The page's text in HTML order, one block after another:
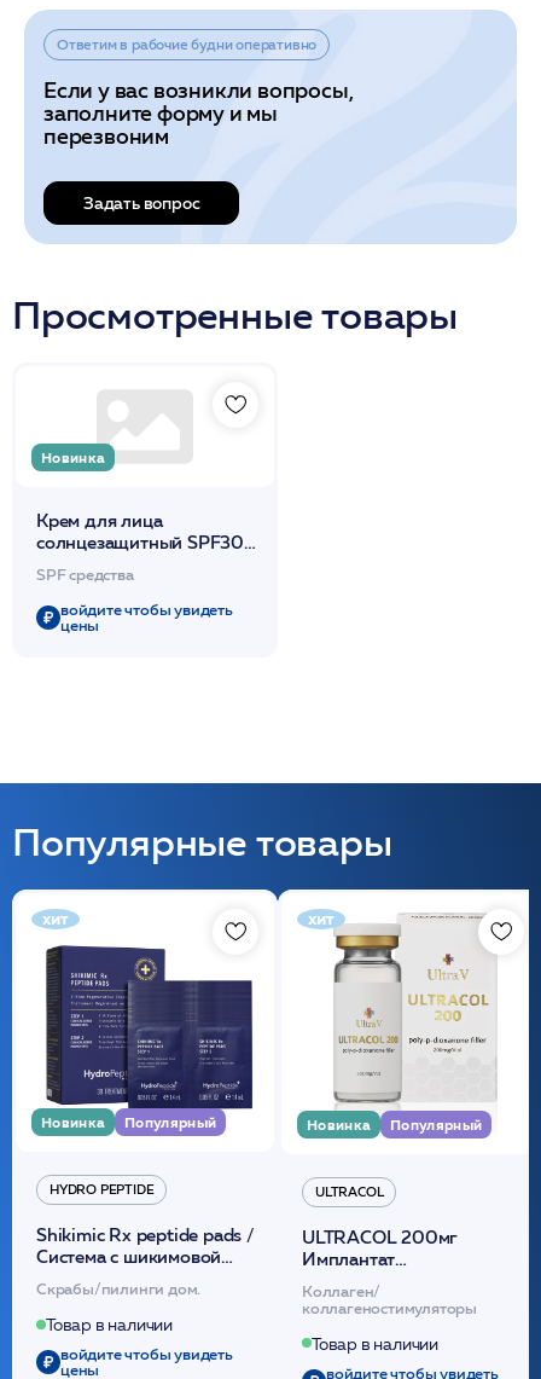
Ответим в рабочие будни оперативно
Если у вас возникли вопросы,
заполните форму и мы
перезвоним
Задать вопрос
Просмотренные товары
Новинка
Крем для лица
солнцезащитный SPF30
50мл /SUN SHINE /DdP
SPF средства
войдите чтобы увидеть
цены
Популярные товары
хит
Новинка Популярный
HYDRO PEPTIDE
Shikimic Rx peptide pads /
Cистема с шикимовой
кислотой обновляющая
(30шт) /HP
Скрабы/пилинги дом.
Товар в наличии
войдите чтобы увидеть
цены
хит
Новинка Популярный
ULTRACOL
ULTRACOL 200мг
Имплантат
внутридермальный,
стерильный на основе
полидиоксанона
/ULTRACOL
Коллаген/
коллагеностимуляторы
Товар в наличии
войдите чтобы увидеть